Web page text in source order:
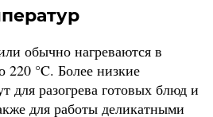
обычно нагреваются в
220 °C. Более низкие
для разогрева готовых блюд и
для работы деликатными